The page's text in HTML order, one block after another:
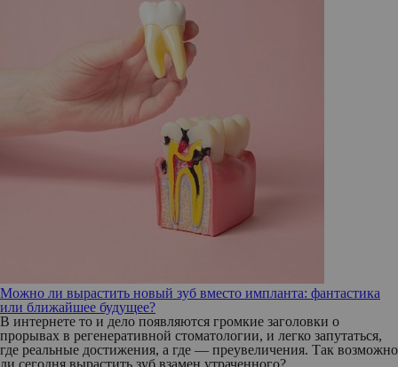
Можно ли вырастить новый зуб вместо импланта: фантастика
или ближайшее будущее?
В интернете то и дело появляются громкие заголовки о
прорывах в регенеративной стоматологии, и легко запутаться,
где реальные достижения, а где — преувеличения. Так возможно
ли сегодня вырастить зуб взамен утраченного?